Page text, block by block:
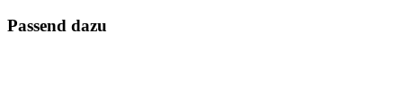
Passend dazu